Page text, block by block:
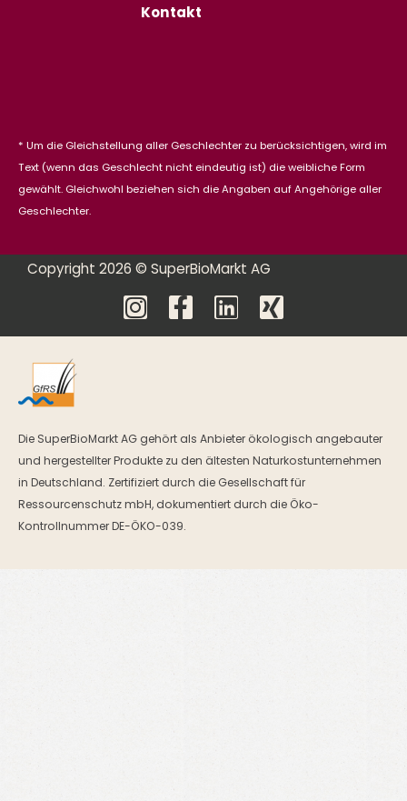
Kontakt
* Um die Gleichstellung aller Geschlechter zu berücksichtigen, wird im
Text (wenn das Geschlecht nicht eindeutig ist) die weibliche Form
gewählt. Gleichwohl beziehen sich die Angaben auf Angehörige aller
Geschlechter.
Copyright 2026 © SuperBioMarkt AG
Die SuperBioMarkt AG gehört als Anbieter ökologisch angebauter
und hergestellter Produkte zu den ältesten Naturkostunternehmen
in Deutschland. Zertifiziert durch die Gesellschaft für
Ressourcenschutz mbH, dokumentiert durch die Öko-
Kontrollnummer DE-ÖKO-039.